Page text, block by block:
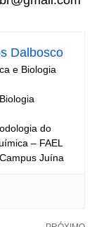
Dalbosco
e Biologia
do
– FAEL
Juína